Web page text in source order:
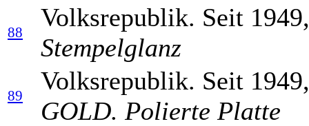
88
Volksrepublik. Seit
Stempelglanz
89
Volksrepublik. Seit
GOLD. Polierte Platte